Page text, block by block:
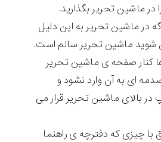
در ماشین تحریر بگذارید.
در ماشین تحریر به این دلیل
ماشین تحریر سالم است.
کنار صفحه ی ماشین تحریر
ای به آن وارد نشود و
در بالای ماشین تحریر قرار می
با چیزی که دفترچه ی راهنما